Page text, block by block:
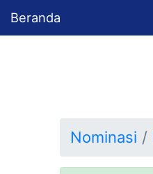
Beranda
Nominasi